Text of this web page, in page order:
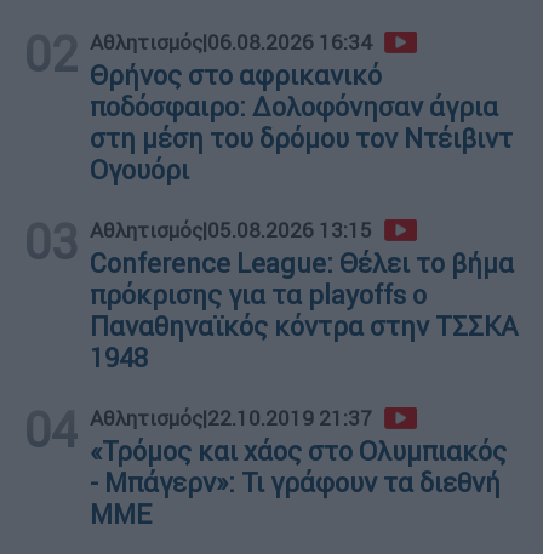
02 Αθλητισμός|06.08.2026 16:34
Θρήνος στο αφρικανικό
ποδόσφαιρο: Δολοφόνησαν άγρια
στη μέση του δρόμου τον Ντέιβιντ
Ογουόρι
03 Αθλητισμός|05.08.2026 13:15
Conference League: Θέλει το βήμα
πρόκρισης για τα playoffs ο
Παναθηναϊκός κόντρα στην ΤΣΣΚΑ
1948
04 Αθλητισμός|22.10.2019 21:37
«Τρόμος και χάος στο Ολυμπιακός
- Μπάγερν»: Τι γράφουν τα διεθνή
ΜΜΕ